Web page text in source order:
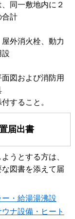
一敷地内に２
計
消火栓、動力
設
および消防用
ること。
届出書
うとする方は、
図書を添えて届
・給湯湯沸設
ナ設備・ヒート